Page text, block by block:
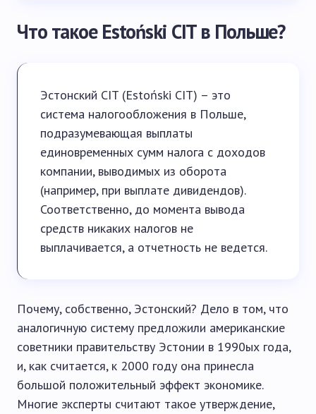
Что такое Estoński CIT в Польше?
Эстонский CIT (Estoński CIT) – это
система налогообложения в Польше,
подразумевающая выплаты
единовременных сумм налога с доходов
компании, выводимых из оборота
(например, при выплате дивидендов).
Соответственно, до момента вывода
средств никаких налогов не
выплачивается, а отчетность не ведется.
Почему, собственно, Эстонский? Дело в том, что
аналогичную систему предложили американские
советники правительству Эстонии в 1990ых года,
и, как считается, к 2000 году она принесла
большой положительный эффект экономике.
Многие эксперты считают такое утверждение,